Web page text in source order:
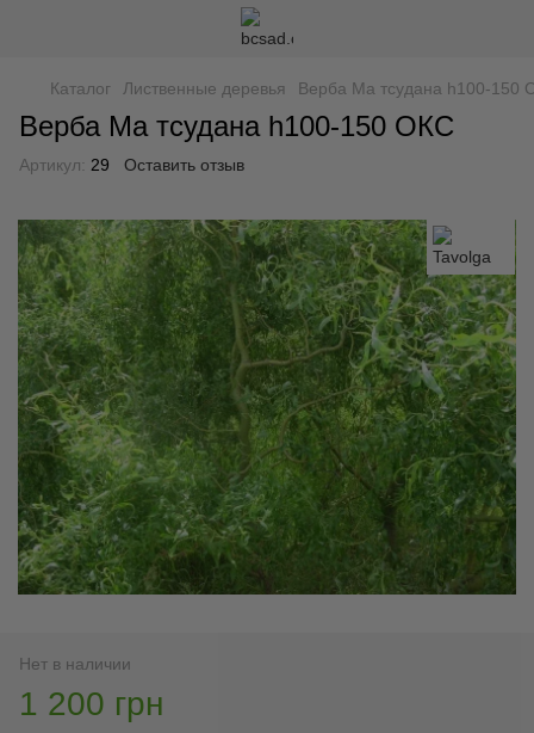
Каталог Лиственные деревья Верба Ма тсудана h100-150
Верба Ма тсудана h100-150 ОКС
Артикул: 29 Оставить отзыв
Нет в наличии
1 200 грн